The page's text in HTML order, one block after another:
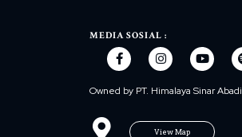
MEDIA SOSIAL :
Owned by PT. Himalaya Sinar Abadi
View Map